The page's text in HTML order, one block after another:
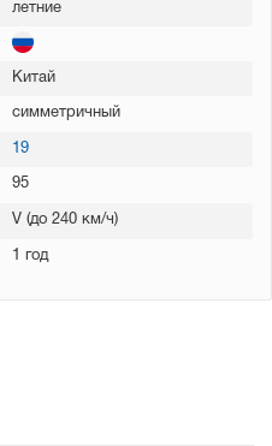
летние
Китай
симметричный
19
95
V (до 240 км/ч)
1 год